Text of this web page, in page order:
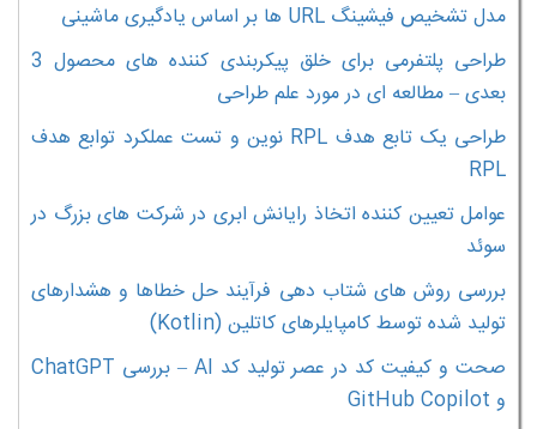
مدل تشخیص فیشینگ URL ها بر اساس یادگیری ماشینی
طراحی پلتفرمی برای خلق پیکربندی کننده های محصول 3
بعدی – مطالعه ای در مورد علم طراحی
طراحی یک تابع هدف RPL نوین و تست عملکرد توابع هدف
RPL
عوامل تعیین کننده اتخاذ رایانش ابری در شرکت های بزرگ در
سوئد
بررسی روش های شتاب دهی فرآیند حل خطاها و هشدارهای
تولید شده توسط کامپایلرهای کاتلین (Kotlin)
صحت و کیفیت کد در عصر تولید کد AI – بررسی ChatGPT
و GitHub Copilot